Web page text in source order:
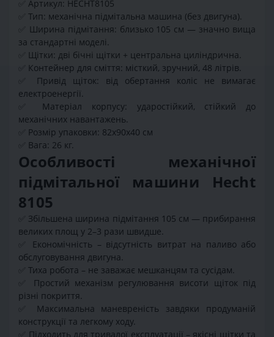
Артикул: HECHT8105
Тип: механічна підмітальна машина (без двигуна).
Ширина підмітання: близько 105 см — значно вища
за стандартні моделі.
Щітки: дві бічні щітки + центральна циліндрична.
Контейнер для сміття: місткий, зручний, 48 літрів.
Привід щіток: від обертання коліс не вимагає
електроенергії.
Матеріал корпусу: ударостійкий, стійкий до
механічних навантажень.
Розмір упаковки: 82х90х40 см
Вага: 26 кг.
Особливості механічної
підмітальної машини Hecht
8105
Збільшена ширина підмітання 105 см — прибирання
великих площ у 2–3 рази швидше.
Економічність – відсутність витрат на паливо або
обслуговування двигуна.
Тиха робота – не заважає мешканцям та сусідам.
Простий механізм регулювання висоти щіток під
різні покриття.
Максимальна маневреність завдяки продуманій
конструкції та легкому ходу.
Підходить для тривалої експлуатації – якісні щітки та